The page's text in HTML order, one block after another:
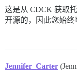
这是从 CDCK 获取
开源的，因此您始终
Jennifer_Carter